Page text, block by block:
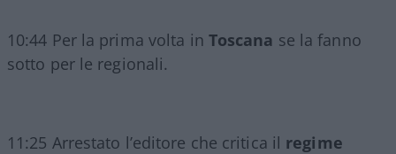
10:44 Per la prima volta in Toscana se la fanno
sotto per le regionali.
11:25 Arrestato l’editore che critica il regime